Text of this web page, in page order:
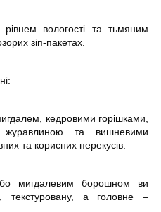
вологості та тьмяним
зіп-пакетах.
кедровими горішками,
та вишневими
та корисних перекусів.
мигдалевим борошном ви
текстуровану, а головне –